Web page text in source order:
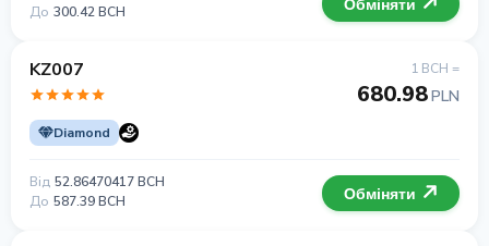
До 300.42 BCH Обміняти
KZ007
Diamond
1 BCH =
680.98PLN
Від 52.86470417 BCH
До 587.39 BCH Обміняти